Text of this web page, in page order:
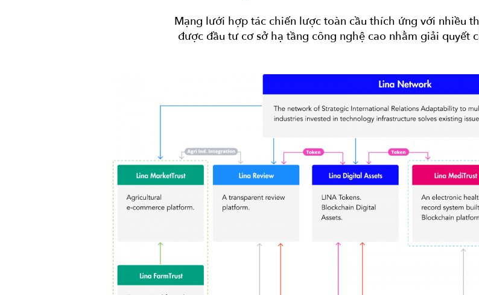
Mạng lưới hợp tác chiến lược toàn cầu thích ứng với nhiều
được đầu tư cơ sở hạ tầng công nghệ cao nhằm giải quyết